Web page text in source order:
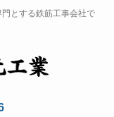
とする鉄筋工事会社で